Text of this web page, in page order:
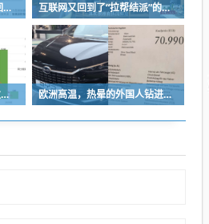
席卷全球的“新韩妆”，能赢回中国消费者吗？ 互联网又回到了“拉帮结派”的时代
李子园赌上2亿元，闯入银发市场 欧洲高温，热晕的外国人钻进中国新能源车里避暑